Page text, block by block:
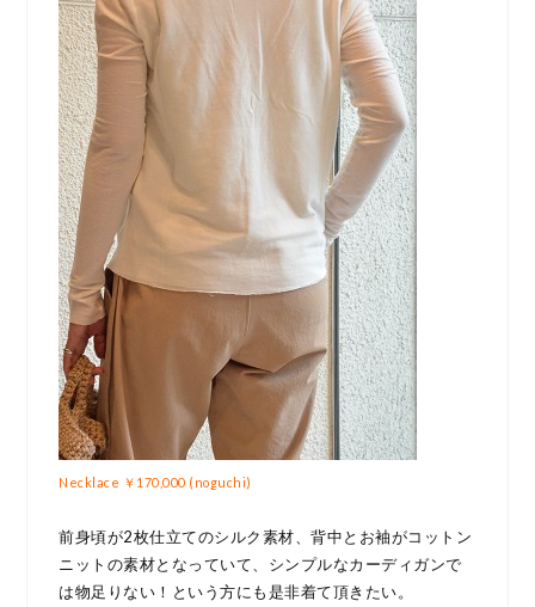
Necklace ￥170,000 (noguchi)
前身頃が2枚仕立てのシルク素材、背中とお袖がコットン
ニットの素材となっていて、シンプルなカーディガンで
は物足りない！という方にも是非着て頂きたい。